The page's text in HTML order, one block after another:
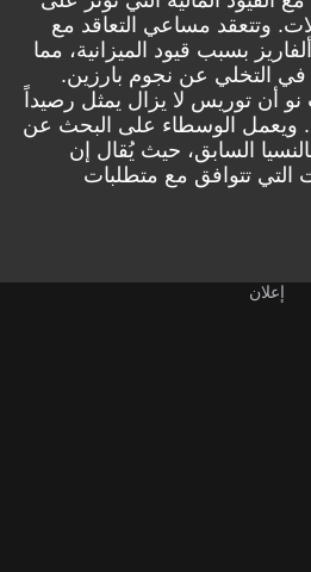
وتتعقد مساعي التعاقد مع
بسبب قيود الميزانية، مما
في التخلي عن نجوم بارزين.
أن توريس لا يزال يمثل رصيداً
ويعمل الوسطاء على البحث عن
السابق، حيث يُقال إن
التي تتوافق مع متطلبات